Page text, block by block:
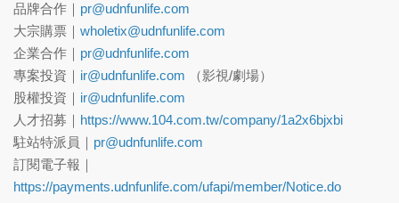
品牌合作｜ pr@udnfunlife.com
大宗購票｜ wholetix@udnfunlife.com
企業合作｜ pr@udnfunlife.com
專案投資｜ ir@udnfunlife.com （影視/劇場）
股權投資｜ ir@udnfunlife.com
人才招募｜ https://www.104.com.tw/company/1a2x6bjxbi
駐站特派員｜ pr@udnfunlife.com
訂閱電子報｜
https://payments.udnfunlife.com/ufapi/member/Notice.do